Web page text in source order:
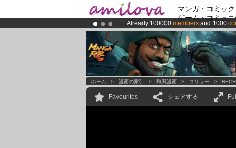
マンガ・コミック
ゲーム・コミュ
Already 100000 members and 1000
Premium membership from3.95 euros
AmilovaKickstarter is now LIVE!.
ホーム > 漫画の索引 > 和風漫画 > スリラー >
Favourites シェアする